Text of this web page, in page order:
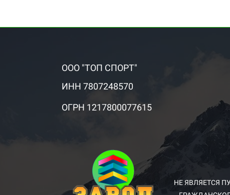
ООО "ТОП СПОРТ"
ИНН 7807248570
ОГРН 1217800077615
НЕ ЯВЛЯЕТСЯ